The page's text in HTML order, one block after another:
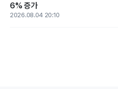
6% 증가
2026.08.04 20:10